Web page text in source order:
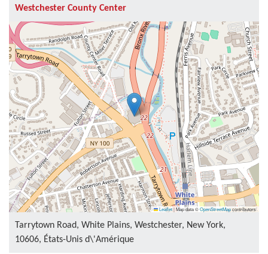
Westchester County Center
Leaflet|Map data ©OpenStreetMapcontributors
Tarrytown Road, White Plains, Westchester, New York,
10606, États-Unis d\'Amérique